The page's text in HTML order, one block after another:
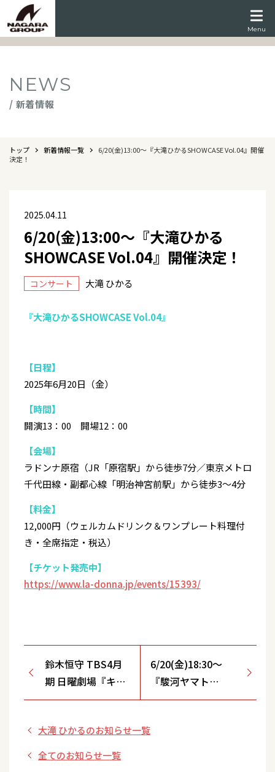
Menu
NEWS
/ 新着情報
トップ 新着情報一覧
6/20(金)13:00～『大滝ひかるSHOWCASE Vol.04』開催
決定！
2025.04.11
6/20(金)13:00～『大滝ひかる
SHOWCASE Vol.04』開催決定！
コンサート 大滝 ひかる
『大滝ひかるSHOWCASE Vol.04』
【日程】
2025年6月20日（金）
【時間】
開演13：00 開場12：00
【会場】
ラドンナ原宿（JR「原宿駅」から徒歩7分／東京メトロ
千代田線・副都心線「明治神宮前駅」から徒歩3～4分
【料金】
12,000円（ウェルカムドリンク＆ワンプレート料理付
き・全席指定・税込）
【チケット発売中】
https://www.la-donna.jp/events/15393/
鈴木恒守 TBS4月
期 日曜劇場『キャ
スター』に出演！
6/20(金)18:30～
『駿河ヤマト
SHOWCASE
大滝 ひかるのお知らせ一覧
全てのお知らせ一覧